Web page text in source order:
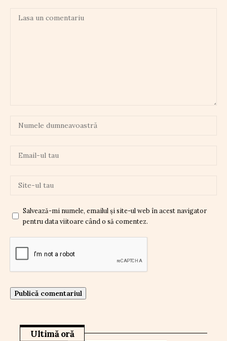
Salvează-mi numele, emailul și site-ul web în acest navigator
pentru data viitoare când o să comentez.
Ultimă oră